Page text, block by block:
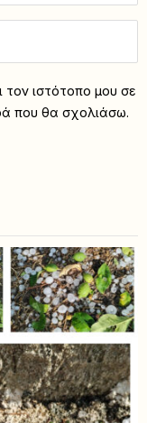
τον ιστότοπο μου σε
που θα σχολιάσω.